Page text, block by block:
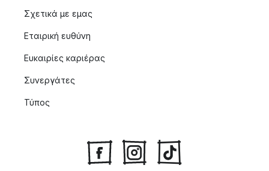
Σχετικά με εμας
Εταιρική ευθύνη
Ευκαιρίες καριέρας
Συνεργάτες
Τύπος